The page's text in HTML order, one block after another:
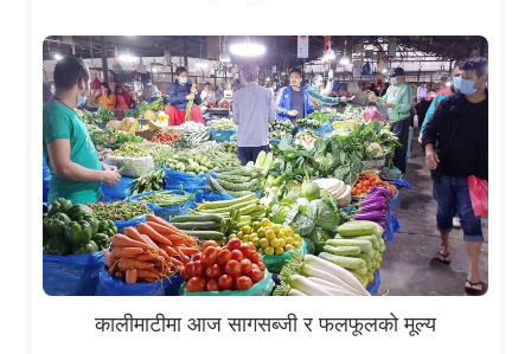
कालीमाटीमा आज सागसब्जी र फलफूलको मूल्य